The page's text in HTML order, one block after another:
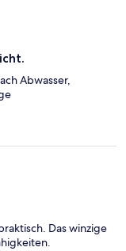
Abwasser,
Das winzige